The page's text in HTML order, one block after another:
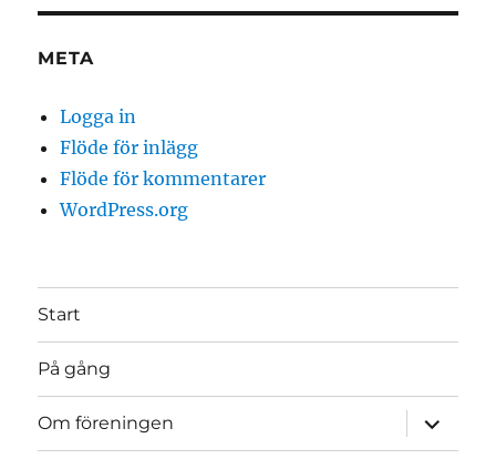
META
Logga in
Flöde för inlägg
Flöde för kommentarer
WordPress.org
Start
På gång
Om föreningen